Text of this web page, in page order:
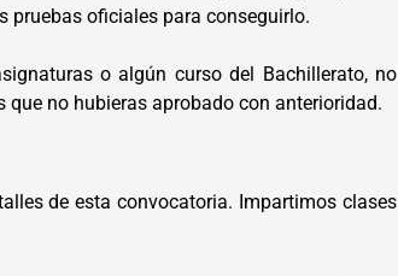
pruebas oficiales para conseguirlo.
o algún curso del Bachillerato, no
no hubieras aprobado con anterioridad.
de esta convocatoria. Impartimos clases